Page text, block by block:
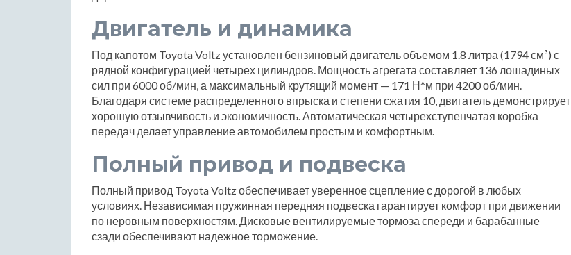
Двигатель и динамика
Под капотом Toyota Voltz установлен бензиновый двигатель объемом 1.8 литра (1794 см³) с
рядной конфигурацией четырех цилиндров. Мощность агрегата составляет 136 лошадиных
сил при 6000 об/мин, а максимальный крутящий момент — 171 Н*м при 4200 об/мин.
Благодаря системе распределенного впрыска и степени сжатия 10, двигатель демонстрирует
хорошую отзывчивость и экономичность. Автоматическая четырехступенчатая коробка
передач делает управление автомобилем простым и комфортным.
Полный привод и подвеска
Полный привод Toyota Voltz обеспечивает уверенное сцепление с дорогой в любых
условиях. Независимая пружинная передняя подвеска гарантирует комфорт при движении
по неровным поверхностям. Дисковые вентилируемые тормоза спереди и барабанные
сзади обеспечивают надежное торможение.